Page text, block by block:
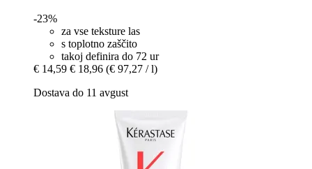
-23%
za vse teksture las
s toplotno zaščito
takoj definira do 72 ur
€ 14,59 € 18,96 (€ 97,27 / l)
Dostava do 11 avgust